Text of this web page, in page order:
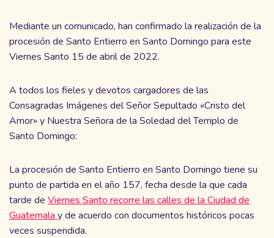
Mediante un comunicado, han confirmado la realización de la
procesión de Santo Entierro en Santo Domingo para este
Viernes Santo 15 de abril de 2022.
A todos los fieles y devotos cargadores de las
Consagradas Imágenes del Señor Sepultado «Cristo del
Amor» y Nuestra Señora de la Soledad del Templo de
Santo Domingo:
La procesión de Santo Entierro en Santo Domingo tiene su
punto de partida en el año 157, fecha desde la que cada
tarde de Viernes Santo recorre las calles de la Ciudad de
Guatemala y de acuerdo con documentos históricos pocas
veces suspendida.